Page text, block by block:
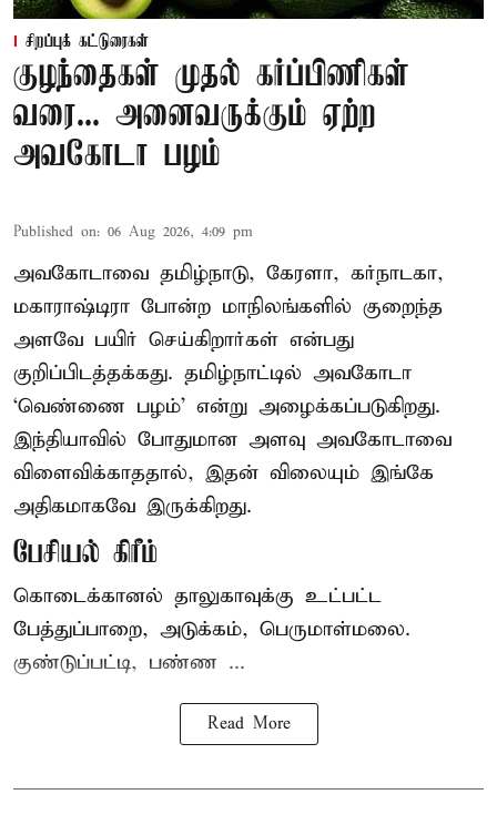
சிறப்புக் கட்டுரைகள்
குழந்தைகள் முதல் கர்ப்பிணிகள்
வரை... அனைவருக்கும் ஏற்ற
அவகோடா பழம்
Published on: 06 Aug 2026, 4:09 pm
அவகோடாவை தமிழ்நாடு, கேரளா, கர்நாடகா,
மகாராஷ்டிரா போன்ற மாநிலங்களில் குறைந்த
அளவே பயிர் செய்கிறார்கள் என்பது
குறிப்பிடத்தக்கது. தமிழ்நாட்டில் அவகோடா
‘வெண்ணை பழம்’ என்று அழைக்கப்படுகிறது.
இந்தியாவில் போதுமான அளவு அவகோடாவை
விளைவிக்காததால், இதன் விலையும் இங்கே
அதிகமாகவே இருக்கிறது.
பேசியல் கிரீம்
கொடைக்கானல் தாலுகாவுக்கு உட்பட்ட
பேத்துப்பாறை, அடுக்கம், பெருமாள்மலை.
குண்டுப்பட்டி, பண்ண ...
Read More